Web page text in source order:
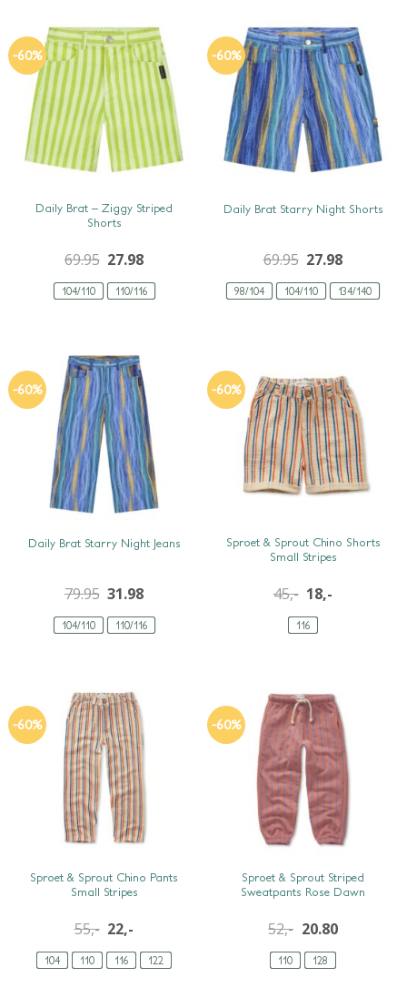
-60%
SNEL BEKIJKEN
104/110 110/116
Daily Brat – Ziggy Striped
Shorts
69.95 27.98
-60%
98/104 104/110 134/140
Daily Brat Starry Night Shorts
69.95 27.98
-60%
104/110 110/116
Daily Brat Starry Night Jeans
79.95 31.98
-60%
SNEL BEKIJKEN
116
Sproet & Sprout Chino Shorts
Small Stripes
45,- 18,-
-60%
SNEL BEKIJKEN
104 110 116 122
Sproet & Sprout Chino Pants
Small Stripes
55,- 22,-
-60%
SNEL BEKIJKEN
110 128
Sproet & Sprout Striped
Sweatpants Rose Dawn
52,- 20.80